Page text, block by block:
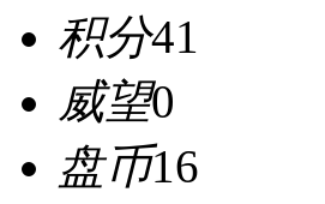
积分41
威望0
盘币16